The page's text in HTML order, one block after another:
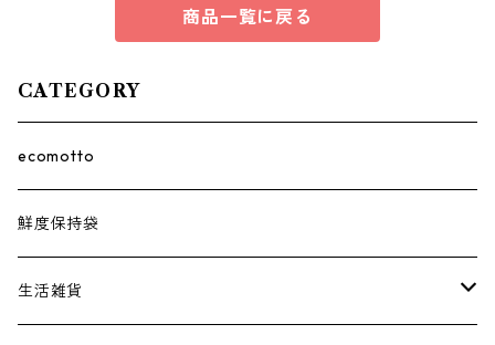
商品一覧に戻る
CATEGORY
ecomotto
鮮度保持袋
生活雑貨